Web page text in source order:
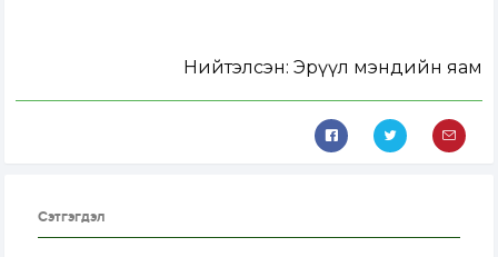
Нийтэлсэн: Эрүүл мэндийн яам
Сэтгэгдэл